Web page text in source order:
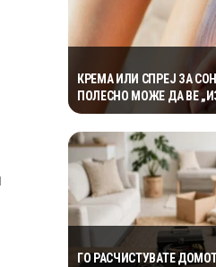
КРЕМА ИЛИ СПРЕЈ ЗА
ПОЛЕСНО МОЖЕ ДА ВЕ
СИЛНОТО СОНЦЕ
ГО РАСЧИСТУВАТЕ